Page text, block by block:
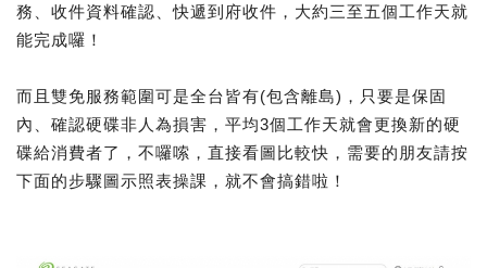
務、收件資料確認、快遞到府收件，大約三至五個工作天就
能完成囉！
而且雙免服務範圍可是全台皆有(包含離島)，只要是保固
內、確認硬碟非人為損害，平均3個工作天就會更換新的硬
碟給消費者了，不囉嗦，直接看圖比較快，需要的朋友請按
下面的步驟圖示照表操課，就不會搞錯啦！